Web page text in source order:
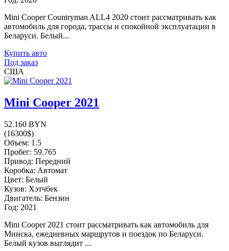
Mini Cooper Countryman ALL4 2020 стоит рассматривать как
автомобиль для города, трассы и спокойной эксплуатации в
Беларуси. Белый...
Купить авто
Под заказ
США
Mini Cooper 2021
52.160 BYN
(16300$)
Объем: 1.5
Пробег: 59.765
Привод: Передний
Коробка: Автомат
Цвет: Белый
Кузов: Хэтчбек
Двигатель: Бензин
Год: 2021
Mini Cooper 2021 стоит рассматривать как автомобиль для
Минска, ежедневных маршрутов и поездок по Беларуси.
Белый кузов выглядит ...